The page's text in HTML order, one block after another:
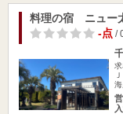
料理の宿 ニュー
-点 /